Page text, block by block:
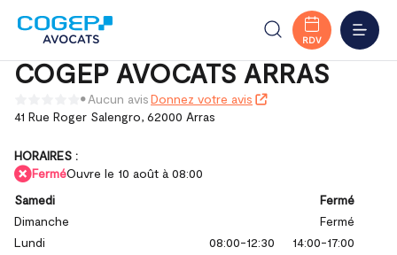
MENU
RDV
Accueil Trouver votre bureau
Hauts-de-France
Pas-de-Calais
COGEP AVOCATS ARRAS
COGEP AVOCATS ARRAS
Aucun avisDonnez votre avis
41 Rue Roger Salengro, 62000 Arras
HORAIRES :
FerméOuvre le 10 août à 08:00
Samedi
Fermé
Dimanche
Fermé
Lundi
08:00-12:30
14:00-17:00